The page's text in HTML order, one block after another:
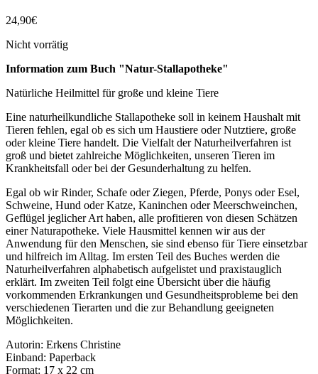
24,90€
Nicht vorrätig
Information zum Buch "Natur-Stallapotheke"
Natürliche Heilmittel für große und kleine Tiere
Eine naturheilkundliche Stallapotheke soll in keinem Haushalt mit
Tieren fehlen, egal ob es sich um Haustiere oder Nutztiere, große
oder kleine Tiere handelt. Die Vielfalt der Naturheilverfahren ist
groß und bietet zahlreiche Möglichkeiten, unseren Tieren im
Krankheitsfall oder bei der Gesunderhaltung zu helfen.
Egal ob wir Rinder, Schafe oder Ziegen, Pferde, Ponys oder Esel,
Schweine, Hund oder Katze, Kaninchen oder Meerschweinchen,
Geflügel jeglicher Art haben, alle profitieren von diesen Schätzen
einer Naturapotheke. Viele Hausmittel kennen wir aus der
Anwendung für den Menschen, sie sind ebenso für Tiere einsetzbar
und hilfreich im Alltag. Im ersten Teil des Buches werden die
Naturheilverfahren alphabetisch aufgelistet und praxistauglich
erklärt. Im zweiten Teil folgt eine Übersicht über die häufig
vorkommenden Erkrankungen und Gesundheitsprobleme bei den
verschiedenen Tierarten und die zur Behandlung geeigneten
Möglichkeiten.
Autorin: Erkens Christine
Einband: Paperback
Format: 17 x 22 cm